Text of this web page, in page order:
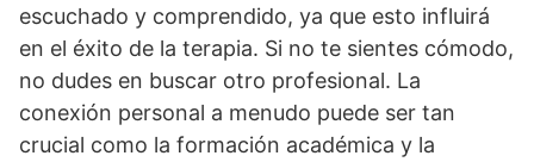
escuchado y comprendido, ya que esto influirá
en el éxito de la terapia. Si no te sientes cómodo,
no dudes en buscar otro profesional. La
conexión personal a menudo puede ser tan
crucial como la formación académica y la